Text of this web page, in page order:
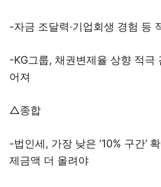
-자금 조달력·기업회생 경험 등
-KG그룹, 채권변제율 상향 적극
어져
△종합
-법인세, 가장 낮은 ‘10% 구간’
제금액 더 올려야